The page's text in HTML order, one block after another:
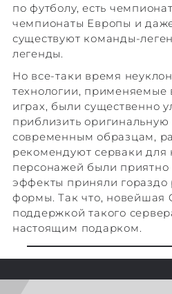
по футболу, есть
чемпионаты Европы и
существуют команды-
легенды.
Но все-таки время
технологии, применяемые
играх, были существенно
приблизить оригинальную
современным образцам,
рекомендуют серваки для
персонажей были приятно
эффекты приняли гораздо
формы. Так что, новейшая
поддержкой такого
настоящим подарком.